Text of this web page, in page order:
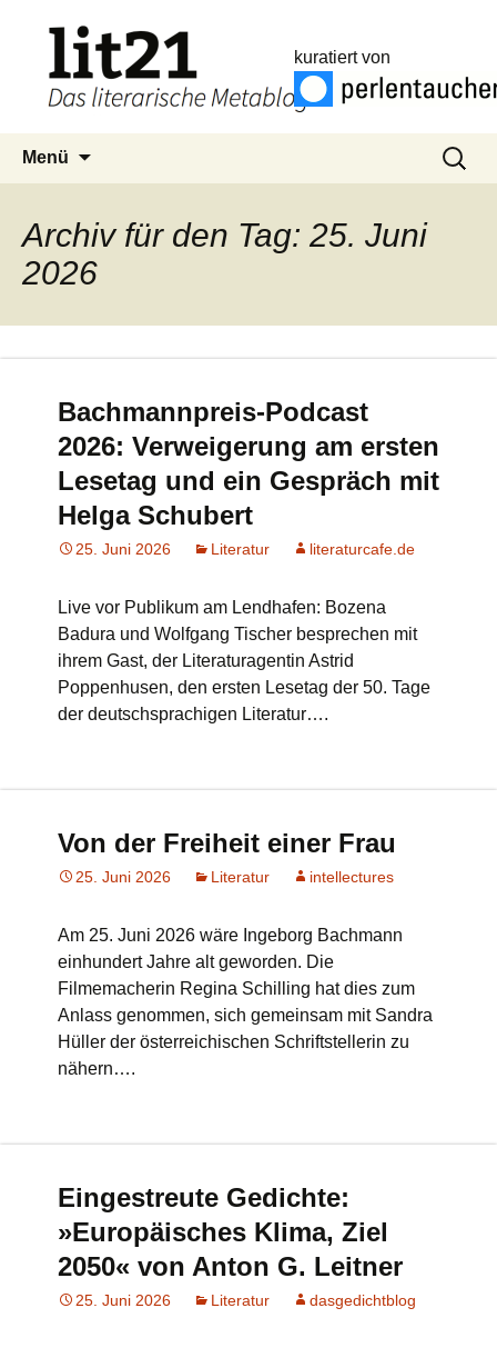
kuratiert von
Menü
Suchen
nach:
Archiv für den Tag: 25. Juni
2026
Bachmannpreis-Podcast
2026: Verweigerung am ersten
Lesetag und ein Gespräch mit
Helga Schubert
25. Juni 2026 Literatur literaturcafe.de
Live vor Publikum am Lendhafen: Bozena
Badura und Wolfgang Tischer besprechen mit
ihrem Gast, der Literaturagentin Astrid
Poppenhusen, den ersten Lesetag der 50. Tage
der deutschsprachigen Literatur….
Von der Freiheit einer Frau
25. Juni 2026 Literatur intellectures
Am 25. Juni 2026 wäre Ingeborg Bachmann
einhundert Jahre alt geworden. Die
Filmemacherin Regina Schilling hat dies zum
Anlass genommen, sich gemeinsam mit Sandra
Hüller der österreichischen Schriftstellerin zu
nähern….
Eingestreute Gedichte:
»Europäisches Klima, Ziel
2050« von Anton G. Leitner
25. Juni 2026 Literatur dasgedichtblog